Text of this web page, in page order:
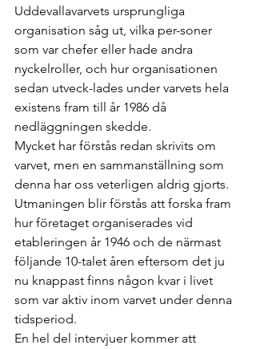
Uddevallavarvets ursprungliga
organisation såg ut, vilka per-soner
som var chefer eller hade andra
nyckelroller, och hur organisationen
sedan utveck-lades under varvets hela
existens fram till år 1986 då
nedläggningen skedde.
Mycket har förstås redan skrivits om
varvet, men en sammanställning som
denna har oss veterligen aldrig gjorts.
Utmaningen blir förstås att forska fram
hur företaget organiserades vid
etableringen år 1946 och de närmast
följande 10-talet åren eftersom det ju
nu knappast finns någon kvar i livet
som var aktiv inom varvet under denna
tidsperiod.
En hel del intervjuer kommer att